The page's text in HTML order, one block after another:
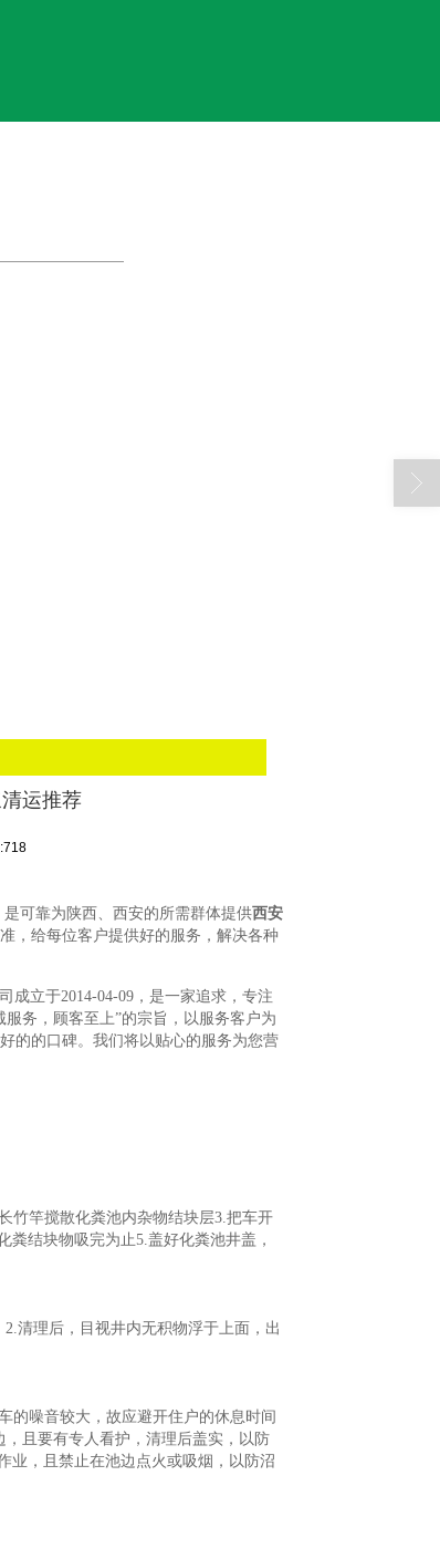
运推荐
可靠为陕西、西安的所需群体提供西安
，给每位客户提供好的服务，解决各种
成立于2014-04-09，是一家追求，专注
务，顾客至上”的宗旨，以服务客户为
的的口碑。我们将以贴心的服务为您营
竹竿搅散化粪池内杂物结块层3.把车开
结块物吸完为止5.盖好化粪池井盖，
清理后，目视井内无积物浮于上面，出
的噪音较大，故应避开住户的休息时间
且要有专人看护，清理后盖实，以防
业，且禁止在池边点火或吸烟，以防沼